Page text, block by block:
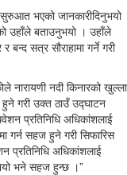
सुरुआत भएको जानकारीदिनुभयो
उहाँले बताउनुभयो । उहाँले
सत्र सौराहामा गर्ने गरी
नारायणी नदी किनारको खुल्ला
गरी उक्त ठाउँ उद्घाटन
प्रतिनिधि अधिकांशलाई
गर्न सहज हुने गरी सिफारिस
प्रतिनिधि अधिकांशलाई
भयो भने सहज हुन्छ ।”